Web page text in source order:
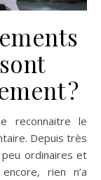
?
Depuis très
ordinaires et
rien n’a